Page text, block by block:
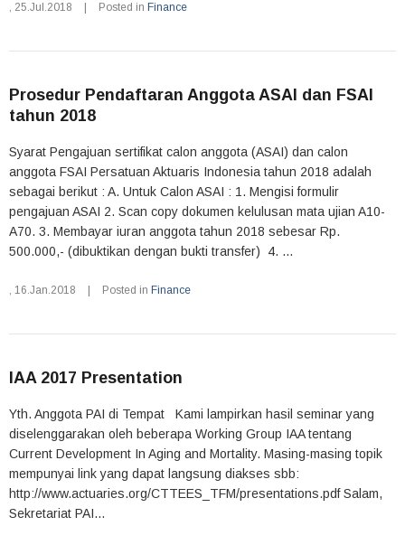
, 25.Jul.2018 Posted in Finance
Prosedur Pendaftaran Anggota ASAI dan FSAI
tahun 2018
Syarat Pengajuan sertifikat calon anggota (ASAI) dan calon
anggota FSAI Persatuan Aktuaris Indonesia tahun 2018 adalah
sebagai berikut : A. Untuk Calon ASAI : 1. Mengisi formulir
pengajuan ASAI 2. Scan copy dokumen kelulusan mata ujian A10-
A70. 3. Membayar iuran anggota tahun 2018 sebesar Rp.
500.000,- (dibuktikan dengan bukti transfer) 4. ...
, 16.Jan.2018 Posted in Finance
IAA 2017 Presentation
Yth. Anggota PAI di Tempat Kami lampirkan hasil seminar yang
diselenggarakan oleh beberapa Working Group IAA tentang
Current Development In Aging and Mortality. Masing-masing topik
mempunyai link yang dapat langsung diakses sbb:
http://www.actuaries.org/CTTEES_TFM/presentations.pdf Salam,
Sekretariat PAI...